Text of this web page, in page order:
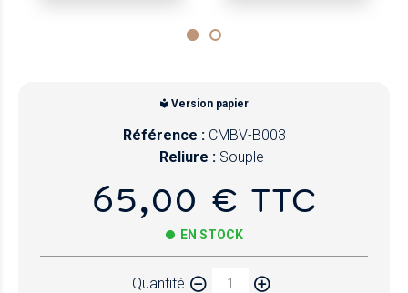
Version papier
Référence : CMBV-B003
Reliure : Souple
65,00 € TTC
EN STOCK
Quantité